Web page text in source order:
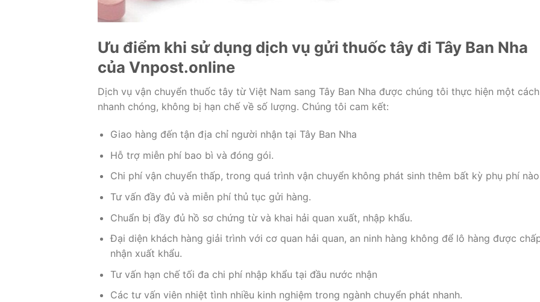
Ưu điểm khi sử dụng dịch vụ gửi thuốc tây đi Tây Ban Nha
của Vnpost.online
Dịch vụ vận chuyển thuốc tây từ Việt Nam sang Tây Ban Nha được chúng tôi thực hiện một cách
nhanh chóng, không bị hạn chế về số lượng. Chúng tôi cam kết:
Giao hàng đến tận địa chỉ người nhận tại Tây Ban Nha
Hỗ trợ miễn phí bao bì và đóng gói.
Chi phí vận chuyển thấp, trong quá trình vận chuyển không phát sinh thêm bất kỳ phụ phí nào
Tư vấn đầy đủ và miễn phí thủ tục gửi hàng.
Chuẩn bị đầy đủ hồ sơ chứng từ và khai hải quan xuất, nhập khẩu.
Đại diện khách hàng giải trình với cơ quan hải quan, an ninh hàng không để lô hàng được
nhận xuất khẩu.
Tư vấn hạn chế tối đa chi phí nhập khẩu tại đầu nước nhận
Các tư vấn viên nhiệt tình nhiều kinh nghiệm trong ngành chuyển phát nhanh.